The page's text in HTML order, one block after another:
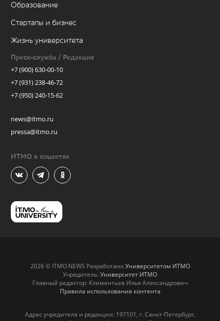
Образование
Стартапы и бизнес
Жизнь университета
Пресс-служба / Редакция
+7 (900) 630-00-10
+7 (931) 238-46-72
+7 (950) 240-15-62
news@itmo.ru
pressa@itmo.ru
ИТМО в соцсетях
2026 © ITMO.NEWS РазработаноУниверситетом ИТМО
Учредитель: Университет ИТМО
Главный редактор: Климентьев Илья Александрович
Правила использования контента
Адрес учредителя и редакции: 197101, г. Санкт-Петербург,